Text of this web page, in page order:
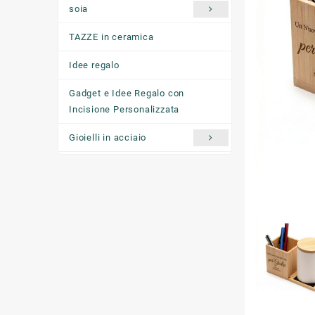
soia
TAZZE in ceramica
Idee regalo
Gadget e Idee Regalo con
Incisione Personalizzata
Gioielli in acciaio